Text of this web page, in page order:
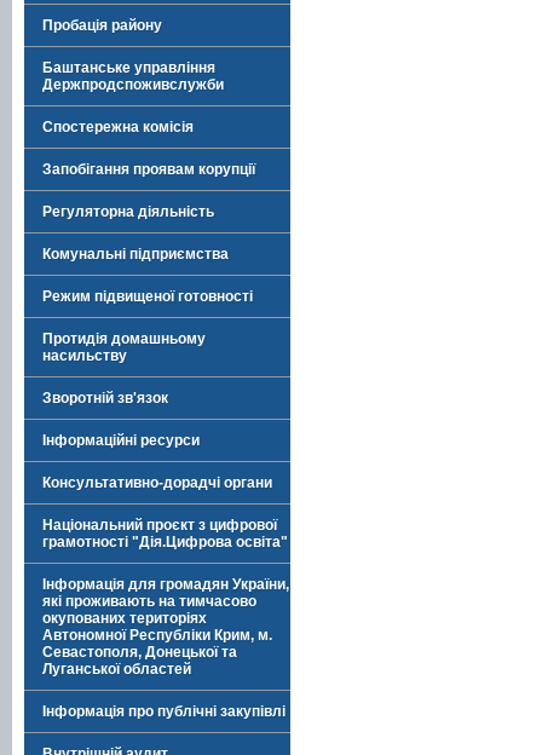
Пробація району
Баштанське управління
Держпродспоживслужби
Спостережна комісія
Запобігання проявам корупції
Регуляторна діяльність
Комунальні підприємства
Режим підвищеної готовності
Протидія домашньому
насильству
Зворотній зв'язок
Інформаційні ресурси
Консультативно-дорадчі органи
Національний проєкт з цифрової
грамотності "Дія.Цифрова освіта"
Інформація для громадян України,
які проживають на тимчасово
окупованих територіях
Автономної Республіки Крим, м.
Севастополя, Донецької та
Луганської областей
Інформація про публічні закупівлі